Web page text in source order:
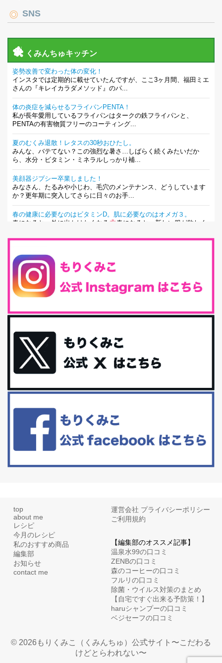
SNS
くみんちゅキッチン
姿勢改善で変わった体の変化！
インスタでは定期的に載せていたんですが、ここ3ヶ月間、福田ミエ
さんの『キレイカラダメソッド』のパ...
体の炎症を減らせるフライパンPENTA！
私が長年愛用しているフライパンはタークの鉄フライパンと、
PENTAの有害物質フリーのコーティング...
夏のむくみ退散！レタスの30秒おひたし。
みんな、バテてない？この強烈な暑さ…しばらく続くみたいだか
ら、水分・ビタミン・ミネラルしっかり補...
美顔器ジプシー卒業しました！
みなさん、たるみや小じわ、毛穴のメンテナンス、どうしています
か？更年期に突入してさらに日々のお手...
春の健康に必要なのはビタミンD。肌に必要なのはオメガ３。
春になると、外に出かけたくなる
春になると、新しい服が欲しく
最近、グラノーラ迷子になっていた私です。が、と〜〜〜っても美
味しくて栄養たっぷりのグラノーラを発...
腸活は「食事」だけだと思っていませんか？私の腸活完全版！
腸内環境を整えることは、健康維持の中でいっちばん大事！だと私
最近お風呂上がりの炭酸水をシリカシリカにしているんだけど確か
に髪と爪が丈夫になった気がする。炭酸...
体に優しい、私のふるさと納税５選。
今回は、最近毎回定期的に購入している「楽天ふるさと納税」の返
礼品トップ５を紹介します。今までいろ...
更年期を穏やかに乗りきるために今できる５つのこと。
といった更年期症状はまだ...
top
about me
レシピ
今月のレシピ
私のおすすめ商品
編集部
お知らせ
contact me
運営会社 プライバシーポリシー
ご利用規約
【編集部のオススメ記事】
温泉水99の口コミ
ZENBの口コミ
森のコーヒーの口コミ
フルリの口コミ
除菌・ウイルス対策のまとめ
【自宅ですぐ出来る予防策！】
haruシャンプーの口コミ
ベジセーフの口コミ
© 2026もりくみこ（くみんちゅ）公式サイト〜こだわる
けどとらわれない〜